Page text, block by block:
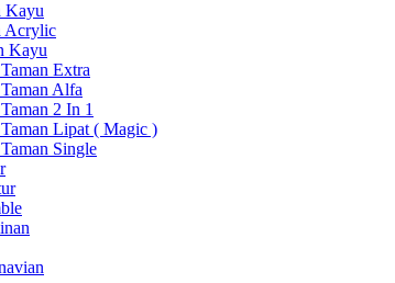
Kayu
Acrylic
Kayu
Extra
Alfa
2 In 1
Lipat ( Magic )
Single